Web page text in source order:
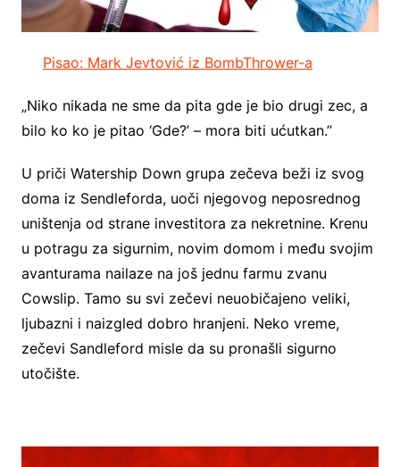
Pisao: Mark Jevtović iz BombThrower-a
„Niko nikada ne sme da pita gde je bio drugi zec, a
bilo ko ko je pitao ‘Gde?’ – mora biti ućutkan.”
U priči Watership Down grupa zečeva beži iz svog
doma iz Sendleforda, uoči njegovog neposrednog
uništenja od strane investitora za nekretnine. Krenu
u potragu za sigurnim, novim domom i među svojim
avanturama nailaze na još jednu farmu zvanu
Cowslip. Tamo su svi zečevi neuobičajeno veliki,
ljubazni i naizgled dobro hranjeni. Neko vreme,
zečevi Sandleford misle da su pronašli sigurno
utočište.